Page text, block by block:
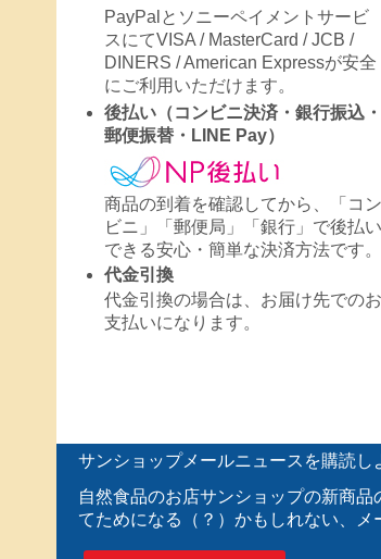
PayPalとソニーペイメントサービ
スにてVISA / MasterCard / JCB /
DINERS / American Expressが安全
にご利用いただけます。
後払い（コンビニ決済・銀行振込・
郵便振替・LINE Pay）
商品の到着を確認してから、「コン
ビニ」「郵便局」「銀行」で後払い
できる安心・簡単な決済方法です。
代金引換
代金引換の場合は、お届け先でのお
支払いになります。
サンショップメールニュースを購読し
自然食品のお店サンショップの新商
てためになる（？）かもしれない、メ